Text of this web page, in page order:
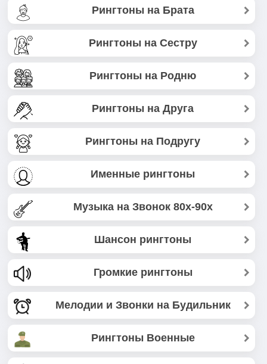
Рингтоны на Брата
Рингтоны на Сестру
Рингтоны на Родню
Рингтоны на Друга
Рингтоны на Подругу
Именные рингтоны
Музыка на Звонок 80х-90х
Шансон рингтоны
Громкие рингтоны
Мелодии и Звонки на Будильник
Рингтоны Военные